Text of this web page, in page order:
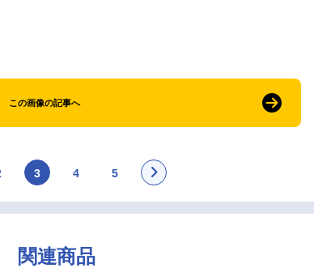
この画像の記事へ
3 4 5
関連商品